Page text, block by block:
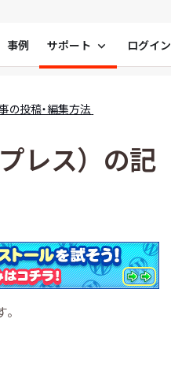
事例 サポート expand_more ログイン
の投稿・編集方法
レス）の記